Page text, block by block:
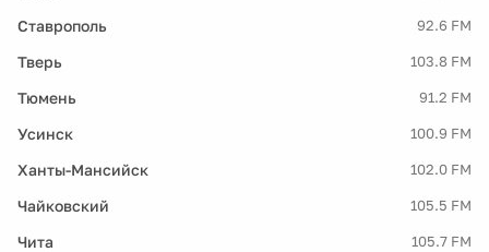
Ставрополь 92.6 FM
Тверь 103.8 FM
Тюмень 91.2 FM
Усинск 100.9 FM
Ханты-Мансийск 102.0 FM
Чайковский 105.5 FM
Чита 105.7 FM